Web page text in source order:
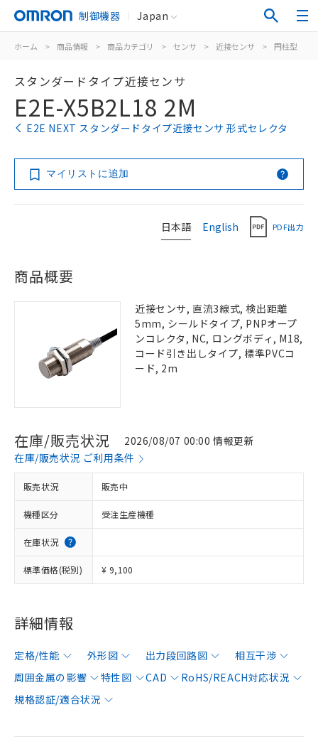
制御機器 Japan
ホーム > 商品情報 > 商品カテゴリ > センサ > 近接センサ > 円柱型
スタンダードタイプ近接センサ
E2E-X5B2L18 2M
E2E NEXT スタンダードタイプ近接センサ 形式セレクタ
マイリストに追加
日本語 English PDF出力
商品概要
近接センサ, 直流3線式, 検出距離
5mm, シールドタイプ, PNPオープ
ンコレクタ, NC, ロングボディ, M18,
コード引き出しタイプ, 標準PVCコ
ード, 2m
在庫/販売状況
2026/08/07 00:00 情報更新
在庫/販売状況 ご利用条件
販売状況 販売中
機種区分 受注生産機種
在庫状況
標準価格(税別) ¥ 9,100
詳細情報
定格/性能 外形図 出力段回路図
相互干渉
周囲金属の影響
特性図 CAD
RoHS/REACH対応状況
規格認証/適合状況